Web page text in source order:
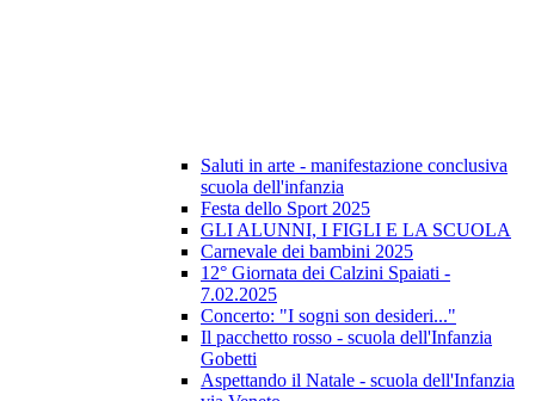
Saluti in arte - manifestazione conclusiva
scuola dell'infanzia
Festa dello Sport 2025
GLI ALUNNI, I FIGLI E LA SCUOLA
Carnevale dei bambini 2025
12° Giornata dei Calzini Spaiati -
7.02.2025
Concerto: "I sogni son desideri..."
Il pacchetto rosso - scuola dell'Infanzia
Gobetti
Aspettando il Natale - scuola dell'Infanzia